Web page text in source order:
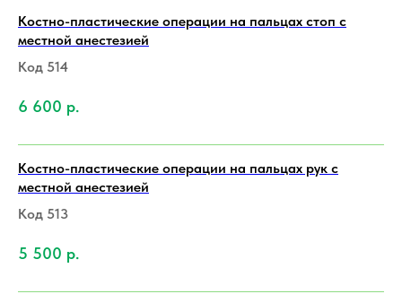
Костно-пластические операции на пальцах стоп с
местной анестезией
Код 514
6 600 р.
Костно-пластические операции на пальцах рук с
местной анестезией
Код 513
5 500 р.